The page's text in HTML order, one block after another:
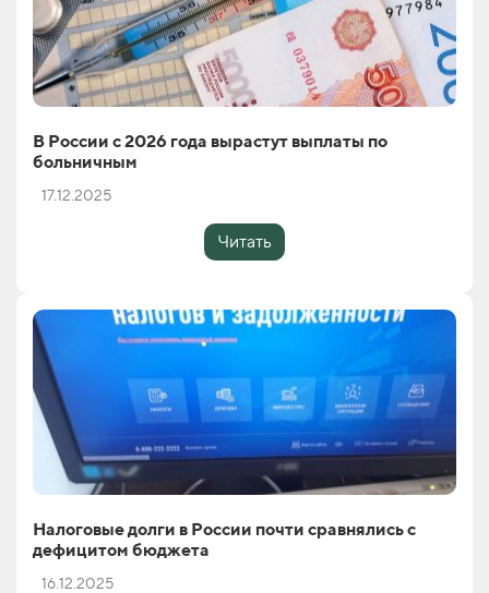
В России с 2026 года вырастут выплаты по
больничным
17.12.2025
Читать
Налоговые долги в России почти сравнялись с
дефицитом бюджета
16.12.2025